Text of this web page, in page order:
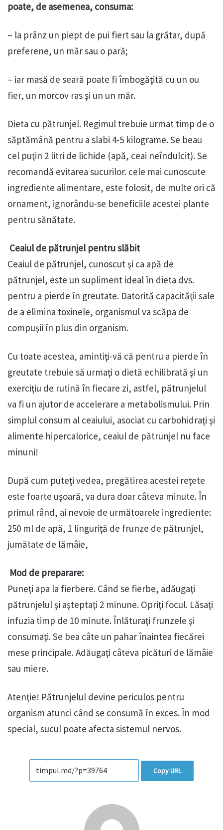
poate, de asemenea, consuma:
– la prânz un piept de pui fiert sau la grătar, după
preferene, un măr sau o pară;
– iar masă de seară poate fi îmbogăţită cu un ou
fier, un morcov ras şi un un măr.
Dieta cu pătrunjel. Regimul trebuie urmat timp de o
săptămână pentru a slabi 4-5 kilograme. Se beau
cel puţin 2 litri de lichide (apă, ceai neîndulcit). Se
recomandă evitarea sucurilor. cele mai cunoscute
ingrediente alimentare, este folosit, de multe ori că
ornament, ignorându-se beneficiile acestei plante
pentru sănătate.
Ceaiul de pătrunjel pentru slăbit
Ceaiul de pătrunjel, cunoscut şi ca apă de
pătrunjel, este un supliment ideal în dieta dvs.
pentru a pierde în greutate. Datorită capacităţii sale
de a elimina toxinele, organismul va scăpa de
compuşii în plus din organism.
Cu toate acestea, amintiţi-vă că pentru a pierde în
greutate trebuie să urmaţi o dietă echilibrată şi un
exerciţiu de rutină în fiecare zi, astfel, pătrunjelul
va fi un ajutor de accelerare a metabolismului. Prin
simplul consum al ceaiului, asociat cu carbohidraţi şi
alimente hipercalorice, ceaiul de pătrunjel nu face
minuni!
După cum puteţi vedea, pregătirea acestei reţete
este foarte uşoară, va dura doar câteva minute. În
primul rând, ai nevoie de următoarele ingrediente:
250 ml de apă, 1 linguriţă de frunze de pătrunjel,
jumătate de lămâie,
Mod de preparare:
Puneţi apa la fierbere. Când se fierbe, adăugaţi
pătrunjelul şi aşteptaţi 2 minune. Opriţi focul. Lăsaţi
infuzia timp de 10 minute. Înlăturaţi frunzele şi
consumaţi. Se bea câte un pahar înaintea fiecărei
mese principale. Adăugaţi câteva picături de lămâie
sau miere.
Atenţie! Pătrunjelul devine periculos pentru
organism atunci când se consumă în exces. În mod
special, sucul poate afecta sistemul nervos.
Copy URL